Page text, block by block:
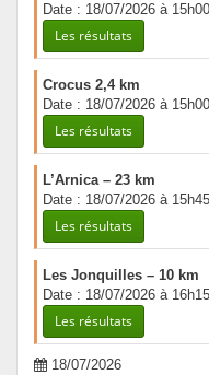
Date : 18/07/2026 à 15h00
Les résultats
Crocus 2,4 km
Date : 18/07/2026 à 15h00
Les résultats
L’Arnica – 23 km
Date : 18/07/2026 à 15h45
Les résultats
Les Jonquilles – 10 km
Date : 18/07/2026 à 16h15
Les résultats
18/07/2026